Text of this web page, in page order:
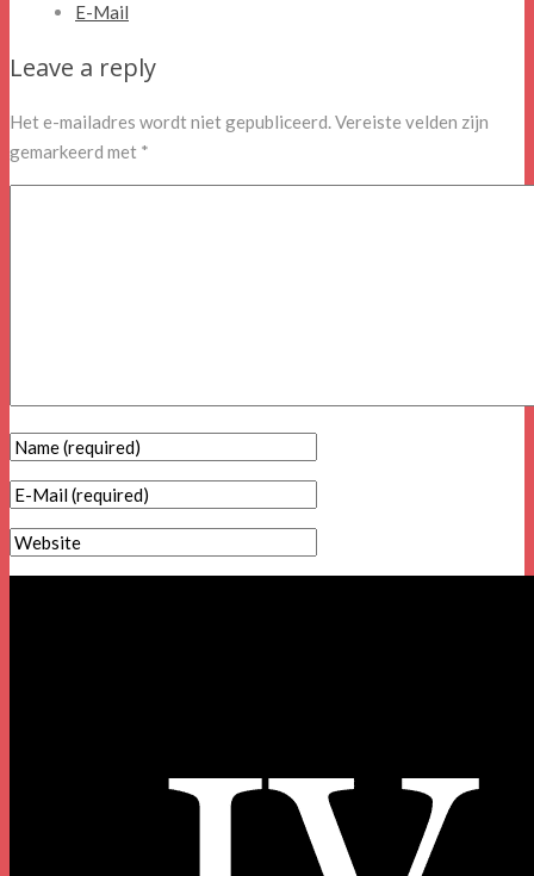
E-Mail
Leave a reply
Het e-mailadres wordt niet gepubliceerd.Vereiste velden zijn
gemarkeerd met *